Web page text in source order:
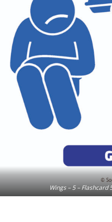
Wings – 5 – Flashcard